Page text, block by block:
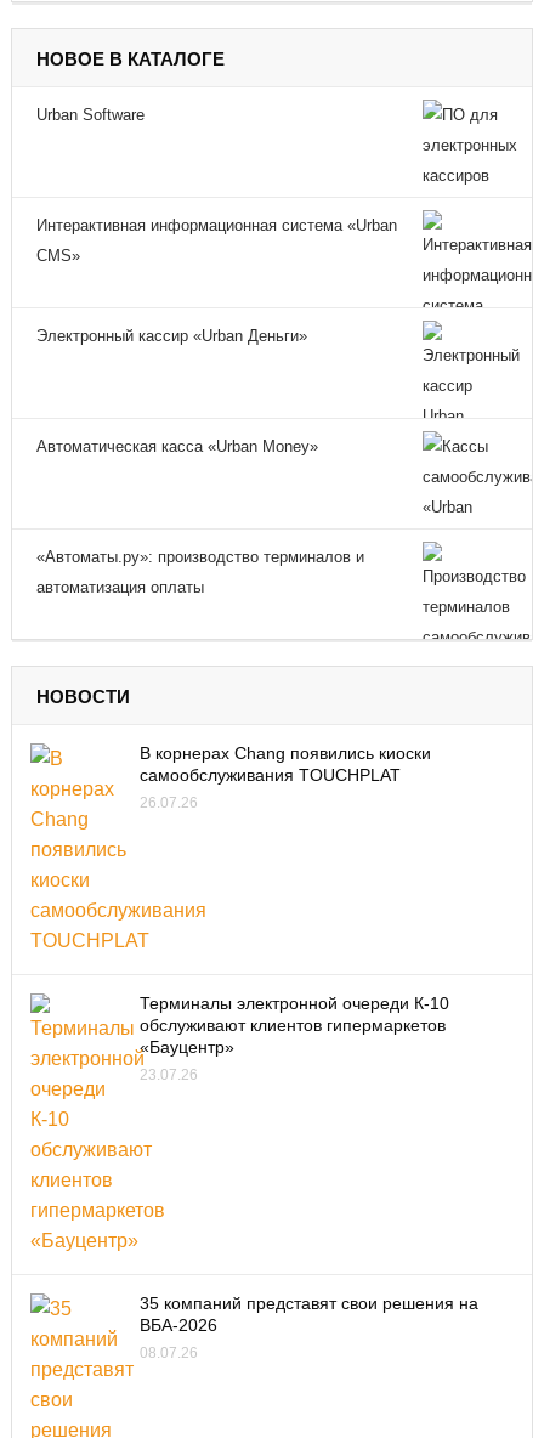
НОВОЕ В КАТАЛОГЕ
Urban Software
Интерактивная информационная система «Urban
CMS»
Электронный кассир «Urban Деньги»
Автоматическая касса «Urban Money»
«Автоматы.ру»: производство терминалов и
автоматизация оплаты
НОВОСТИ
В корнерах Chang появились киоски
самообслуживания TOUCHPLAT
26.07.26
Терминалы электронной очереди К-10
обслуживают клиентов гипермаркетов
«Бауцентр»
23.07.26
35 компаний представят свои решения на
ВБА-2026
08.07.26